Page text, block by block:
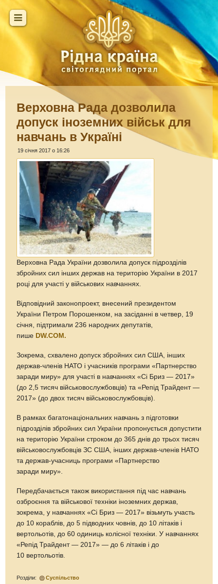
Верховна Рада дозволила
допуск іноземних військ для
навчань в Україні
19 січня 2017 о 16:26
Верховна Рада України дозволила допуск підрозділів
збройних сил інших держав на територію України в 2017
році для участі у військових навчаннях.
Відповідний законопроект, внесений президентом
України Петром Порошенком, на засіданні в четвер, 19
січня, підтримали 236 народних депутатів,
пише DW.COM.
Зокрема, схвалено допуск збройних сил США, інших
держав-членів НАТО і учасників програми «Партнерство
заради миру» для участі в навчаннях «Сі Бриз — 2017»
(до 2,5 тисяч військовослужбовців) та «Репід Трайдент —
2017» (до двох тисяч військовослужбовців).
В рамках багатонаціональних навчань з підготовки
підрозділів збройних сил України пропонується допустити
на територію України строком до 365 днів до трьох тисяч
військовослужбовців ЗС США, інших держав-членів НАТО
та держав-учасниць програми «Партнерство
заради миру».
Передбачається також використання під час навчань
озброєння та військової техніки іноземних держав,
зокрема, у навчаннях «Сі Бриз — 2017» візьмуть участь
до 10 кораблів, до 5 підводних човнів, до 10 літаків і
вертольотів, до 60 одиниць колісної техніки. У навчаннях
«Репід Трайдент — 2017» — до 6 літаків і до
10 вертольотів.
Розділи: Суспільство